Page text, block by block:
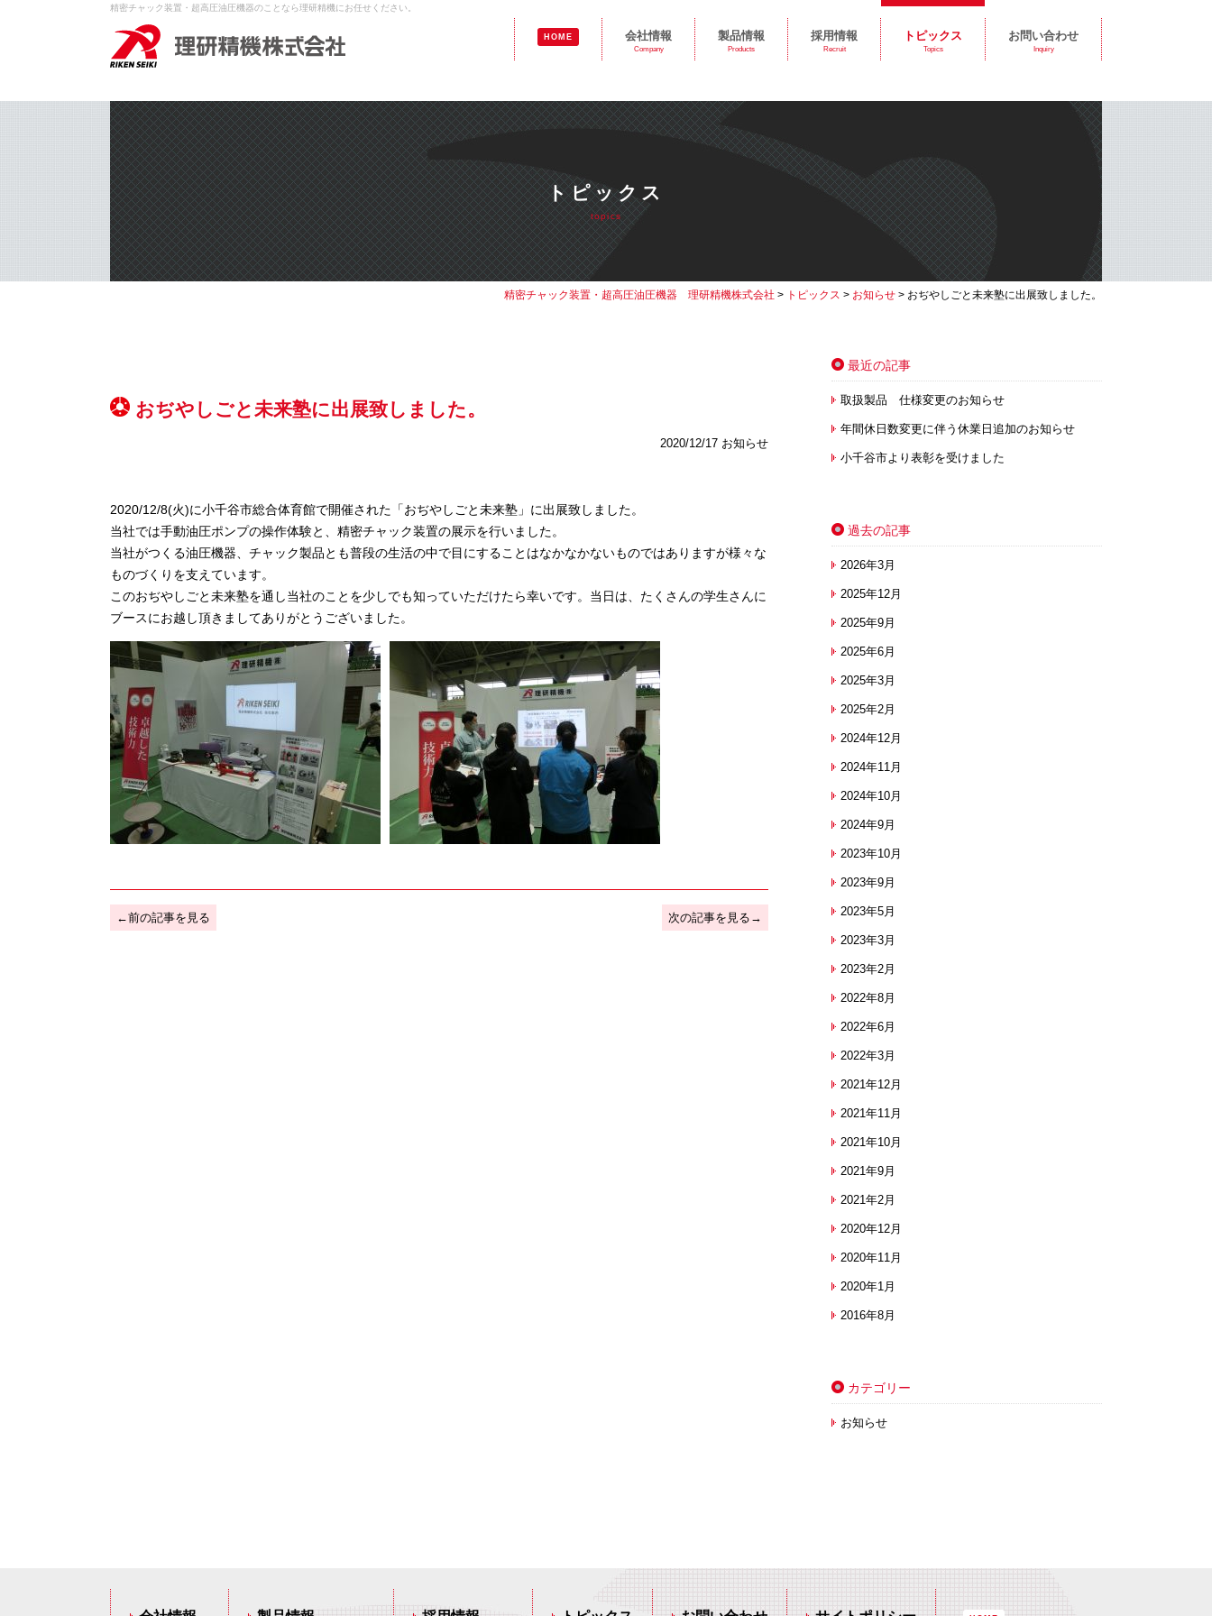
精密チャック装置・超高圧油圧機器のことなら理研精機にお任せください。
HOME 会社情報
Company
製品情報
Products
採用情報
Recruit
トピックス
Topics
お問い合わせ
Inquiry
トピックス
topics
精密チャック装置・超高圧油圧機器 理研精機株式会社 > トピックス > お知らせ > おぢやしごと未来塾に出展致しました。
おぢやしごと未来塾に出展致しました。
2020/12/17 お知らせ
2020/12/8(火)に小千谷市総合体育館で開催された「おぢやしごと未来塾」に出展致しました。
当社では手動油圧ポンプの操作体験と、精密チャック装置の展示を行いました。
当社がつくる油圧機器、チャック製品とも普段の生活の中で目にすることはなかなかないものではありますが様々な
ものづくりを支えています。
このおぢやしごと未来塾を通し当社のことを少しでも知っていただけたら幸いです。当日は、たくさんの学生さんに
ブースにお越し頂きましてありがとうございました。
←前の記事を見る 次の記事を見る→
最近の記事
取扱製品 仕様変更のお知らせ
年間休日数変更に伴う休業日追加のお知らせ
小千谷市より表彰を受けました
過去の記事
2026年3月
2025年12月
2025年9月
2025年6月
2025年3月
2025年2月
2024年12月
2024年11月
2024年10月
2024年9月
2023年10月
2023年9月
2023年5月
2023年3月
2023年2月
2022年8月
2022年6月
2022年3月
2021年12月
2021年11月
2021年10月
2021年9月
2021年2月
2020年12月
2020年11月
2020年1月
2016年8月
カテゴリー
お知らせ